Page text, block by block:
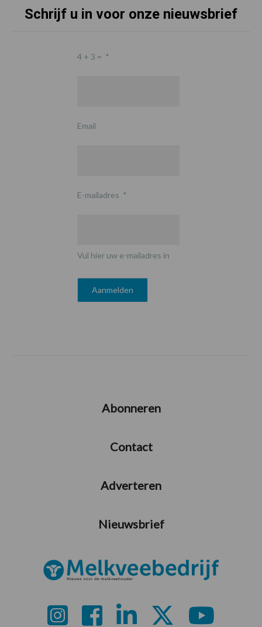
Schrijf u in voor onze nieuwsbrief
4 + 3 = *
Email
E-mailadres *
Vul hier uw e-mailadres in
Abonneren
Contact
Adverteren
Nieuwsbrief